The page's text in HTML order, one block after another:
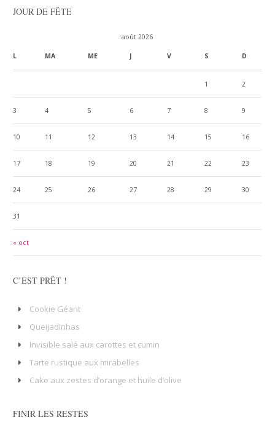
JOUR DE FÊTE
août 2026
L MA ME J V S D
« oct
1 2
3 4 5 6 7 8 9
10 11 12 13 14 15 16
17 18 19 20 21 22 23
24 25 26 27 28 29 30
31
C’EST PRÊT !
Cookie Géant
Queijadinhas
Invisible salé aux carottes et cumin
Tarte rustique aux mirabelles
Cake aux zestes d’orange et huile d’olive
FINIR LES RESTES